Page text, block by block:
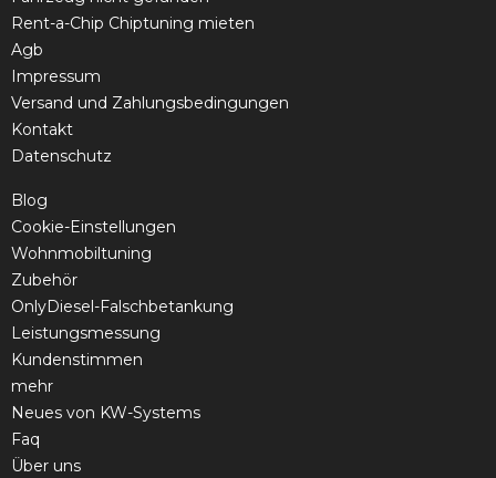
Rent-a-Chip Chiptuning mieten
Agb
Impressum
Versand und Zahlungsbedingungen
Kontakt
Datenschutz
Blog
Cookie-Einstellungen
Wohnmobiltuning
Zubehör
OnlyDiesel-Falschbetankung
Leistungsmessung
Kundenstimmen
mehr
Neues von KW-Systems
Faq
Über uns